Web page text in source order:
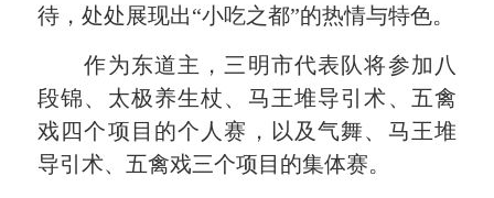
待，处处展现出“小吃之都”的热情与特色。
作为东道主，三明市代表队将参加八
段锦、太极养生杖、马王堆导引术、五禽
戏四个项目的个人赛，以及气舞、马王堆
导引术、五禽戏三个项目的集体赛。